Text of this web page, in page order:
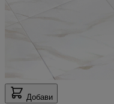
Добави